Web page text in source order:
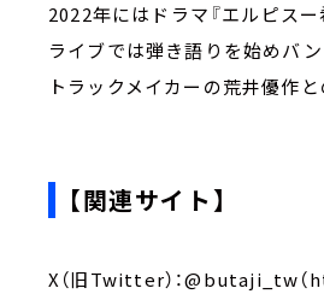
2022年にはドラマ『エルピスー
ライブでは弾き語りを始めバ
トラックメイカーの荒井優作
【関連サイト】
X（旧Twitter）：@butaji_tw